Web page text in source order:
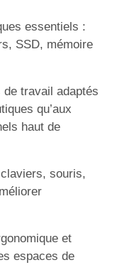
essentiels :
SSD, mémoire
travail adaptés
qu’aux
haut de
souris,
et
espaces de